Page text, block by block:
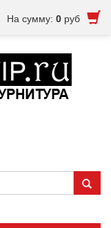
На сумму: 0 руб